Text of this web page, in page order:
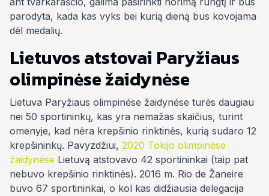
parodyta, kada kas vyks bei kurią dieną bus kovojama
dėl medalių.
Lietuvos atstovai Paryžiaus
olimpinėse žaidynėse
Lietuva Paryžiaus olimpinėse žaidynėse turės daugiau
nei 50 sportininkų, kas yra nemažas skaičius, turint
omenyje, kad nėra krepšinio rinktinės, kurią sudaro 12
krepšininkų. Pavyzdžiui, 2020 Tokijo olimpinėse
žaidynėse Lietuvą atstovavo 42 sportininkai (taip pat
nebuvo krepšinio rinktinės). 2016 m. Rio de Žaneire
buvo 67 sportininkai, o kol kas didžiausia delegacija